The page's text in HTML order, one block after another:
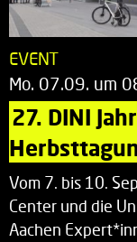
EVENT
Mo. 07.09. um
27. DINI
Vom 7. bis 10.
Center und die
Aachen